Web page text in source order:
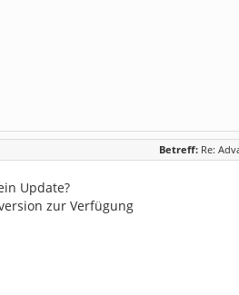
Betreff: Re:
Update?
zur Verfügung